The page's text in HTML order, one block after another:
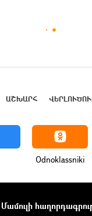
ԱՇԽԱՐՀ
Odnoklassniki
Մամուլի